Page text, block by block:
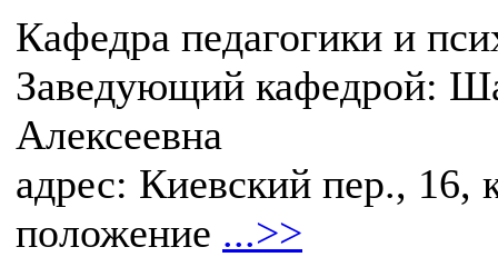
Кафедра педагогики и
Заведующий кафедрой:
Алексеевна
адрес: Киевский пер., 16,
положение ...>>